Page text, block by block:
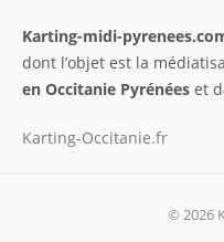
Karting-midi-
dont l’objet est la
en Occitanie Pyrénées et
Karting-Occitanie.fr
© 2026